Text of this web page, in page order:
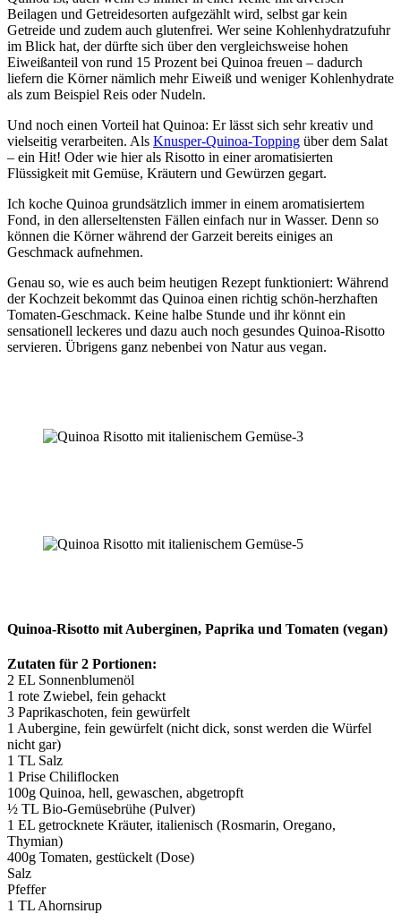
Beilagen und Getreidesorten aufgezählt wird, selbst gar kein
Getreide und zudem auch glutenfrei. Wer seine Kohlenhydratzufuhr
im Blick hat, der dürfte sich über den vergleichsweise hohen
Eiweißanteil von rund 15 Prozent bei Quinoa freuen – dadurch
liefern die Körner nämlich mehr Eiweiß und weniger Kohlenhydrate
als zum Beispiel Reis oder Nudeln.
Und noch einen Vorteil hat Quinoa: Er lässt sich sehr kreativ und
vielseitig verarbeiten. Als Knusper-Quinoa-Topping über dem Salat
– ein Hit! Oder wie hier als Risotto in einer aromatisierten
Flüssigkeit mit Gemüse, Kräutern und Gewürzen gegart.
Ich koche Quinoa grundsätzlich immer in einem aromatisiertem
Fond, in den allerseltensten Fällen einfach nur in Wasser. Denn so
können die Körner während der Garzeit bereits einiges an
Geschmack aufnehmen.
Genau so, wie es auch beim heutigen Rezept funktioniert: Während
der Kochzeit bekommt das Quinoa einen richtig schön-herzhaften
Tomaten-Geschmack. Keine halbe Stunde und ihr könnt ein
sensationell leckeres und dazu auch noch gesundes Quinoa-Risotto
servieren. Übrigens ganz nebenbei von Natur aus vegan.
Quinoa-Risotto mit Auberginen, Paprika und Tomaten (vegan)
Zutaten für 2 Portionen:
2 EL Sonnenblumenöl
1 rote Zwiebel, fein gehackt
3 Paprikaschoten, fein gewürfelt
1 Aubergine, fein gewürfelt (nicht dick, sonst werden die Würfel
nicht gar)
1 TL Salz
1 Prise Chiliflocken
100g Quinoa, hell, gewaschen, abgetropft
½ TL Bio-Gemüsebrühe (Pulver)
1 EL getrocknete Kräuter, italienisch (Rosmarin, Oregano,
Thymian)
400g Tomaten, gestückelt (Dose)
Salz
Pfeffer
1 TL Ahornsirup